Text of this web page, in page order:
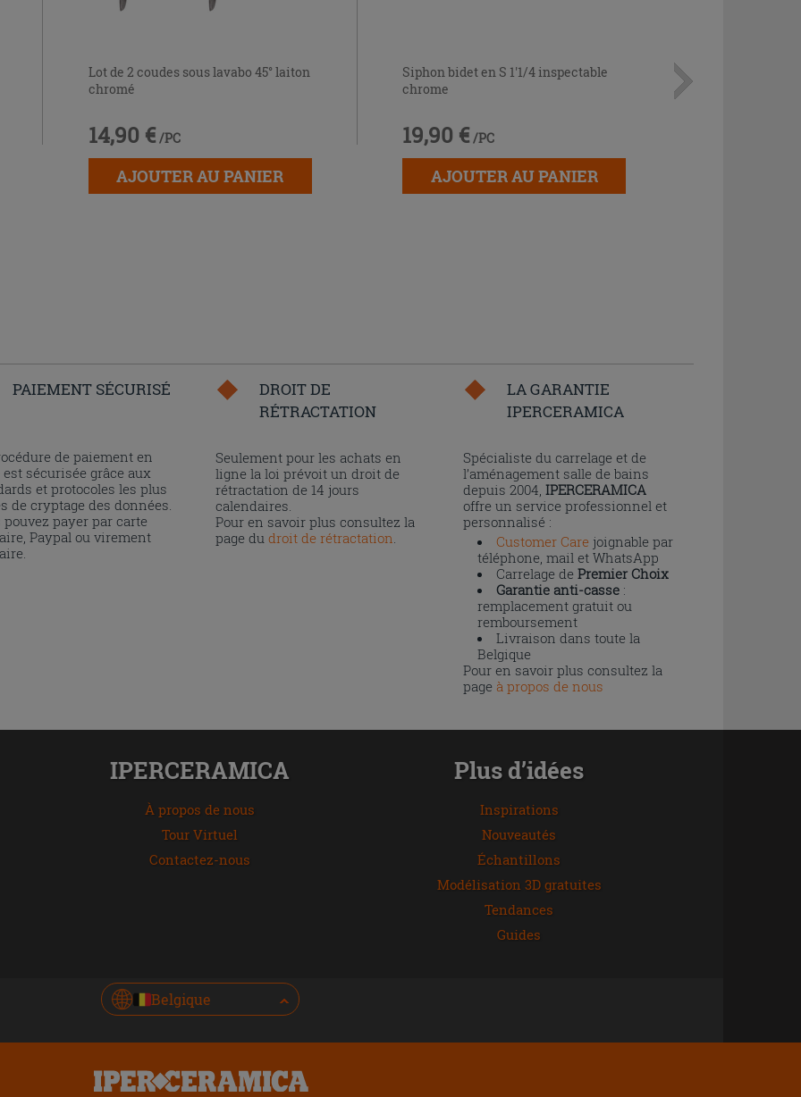
Lot de 2 coudes sous lavabo 45° laiton
chromé
14,90 € /PC
AJOUTER AU PANIER
Siphon bidet en S 1'1/4 inspectable
chrome
19,90 € /PC
AJOUTER AU PANIER
PAIEMENT SÉCURISÉ
de paiement en
sécurisée grâce aux
et protocoles les plus
de cryptage des données.
pouvez payer par carte
Paypal ou virement
DROIT DE
RÉTRACTATION
Seulement pour les achats en
ligne la loi prévoit un droit de
rétractation de 14 jours
calendaires.
Pour en savoir plus consultez la
page dudroit de rétractation.
LA GARANTIE
IPERCERAMICA
Spécialiste du carrelage et de
l’aménagement salle de bains
depuis 2004, IPERCERAMICA
offre un service professionnel et
personnalisé :
Customer Carejoignable par
téléphone, mail et WhatsApp
Carrelage de Premier Choix
Garantie anti-casse:
remplacement gratuit ou
remboursement
Livraison dans toute la
Belgique
Pour en savoir plus consultez la
page à propos de nous
IPERCERAMICA
À propos de nous
Tour Virtuel
Contactez-nous
Plus d’idées
Inspirations
Nouveautés
Échantillons
Modélisation 3D gratuites
Tendances
Guides
Belgique